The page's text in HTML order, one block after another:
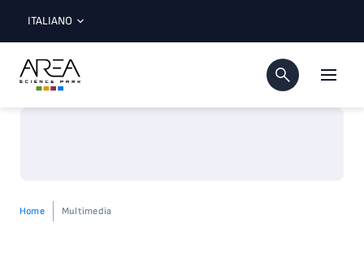
ITALIANO
Home Multimedia